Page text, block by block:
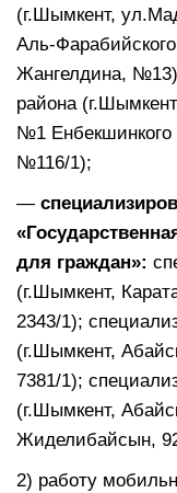
(г.Шымкент,
Аль-
Жангелдина,
района
№1 Енбекшинкого
№116/1);
—
для граждан»:
(г.Шымкент,
2343/1);
(г.Шымкент,
7381/1);
(г.Шымкент,
Жиделибайсын,
2) работу